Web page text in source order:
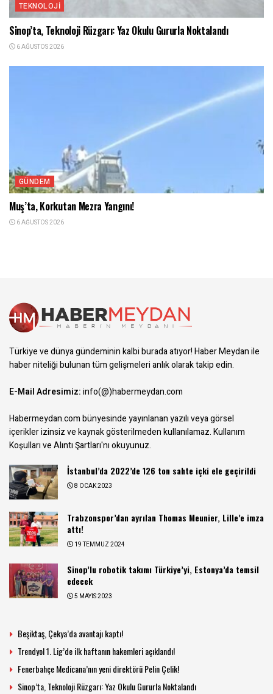
TEKNOLOJI
Sinop’ta, Teknoloji Rüzgarı: Yaz Okulu Gururla Noktalandı
6 AĞUSTOS 2026
GÜNDEM
Muş’ta, Korkutan Mezra Yangını!
6 AĞUSTOS 2026
Türkiye ve dünya gündeminin kalbi burada atıyor! Haber Meydan ile
haber niteliği bulunan tüm gelişmeleri anlık olarak takip edin.
E-Mail Adresimiz:info(@)habermeydan.com
Habermeydan.com bünyesinde yayınlanan yazılı veya görsel
içerikler izinsiz ve kaynak gösterilmeden kullanılamaz.Kullanım
Koşulları ve Alıntı Şartları'nı okuyunuz.
İstanbul’da 2022’de 126 ton sahte içki ele geçirildi
8 OCAK 2023
Trabzonspor’dan ayrılan Thomas Meunier, Lille’e imza
attı!
19 TEMMUZ 2024
Sinop’lu robotik takımı Türkiye’yi, Estonya’da temsil
edecek
5 MAYIS 2023
Beşiktaş, Çekya’da avantajı kaptı!
Trendyol 1. Lig’de ilk haftanın hakemleri açıklandı!
Fenerbahçe Medicana’nın yeni direktörü Pelin Çelik!
Sinop’ta, Teknoloji Rüzgarı: Yaz Okulu Gururla Noktalandı